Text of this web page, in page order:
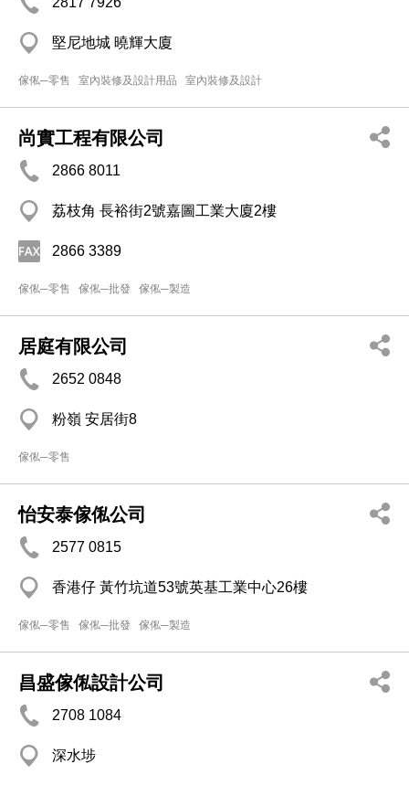
堅尼地城 曉輝大廈
傢俬─零售 室內裝修及設計用品 室內裝修及設計
尚實⼯程有限公司
2866 8011
荔枝角 長裕街2號嘉圖⼯業⼤廈2樓
2866 3389
傢俬─零售 傢俬─批發 傢俬─製造
居庭有限公司
2652 0848
粉嶺 安居街8
傢俬─零售
怡安泰傢俬公司
2577 0815
香港仔 黃竹坑道53號英基工業中心26樓
傢俬─零售 傢俬─批發 傢俬─製造
昌盛傢俬設計公司
2708 1084
深水埗